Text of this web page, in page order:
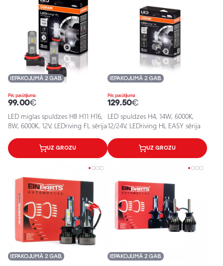
Pēc pasūtījuma
IEPAKOJUMĀ 2 GAB.
99.00€
LED miglas spuldzes H8 H11 H16,
8W, 6000K, 12V, LEDriving FL sērija
UZ GROZU
Pēc pasūtījuma
IEPAKOJUMĀ 2 GAB.
129.50€
LED spuldzes H4, 14W, 6000K,
12/24V, LEDriving HL EASY sērija
UZ GROZU
IEPAKOJUMĀ 2 GAB. IEPAKOJUMĀ 2 GAB.